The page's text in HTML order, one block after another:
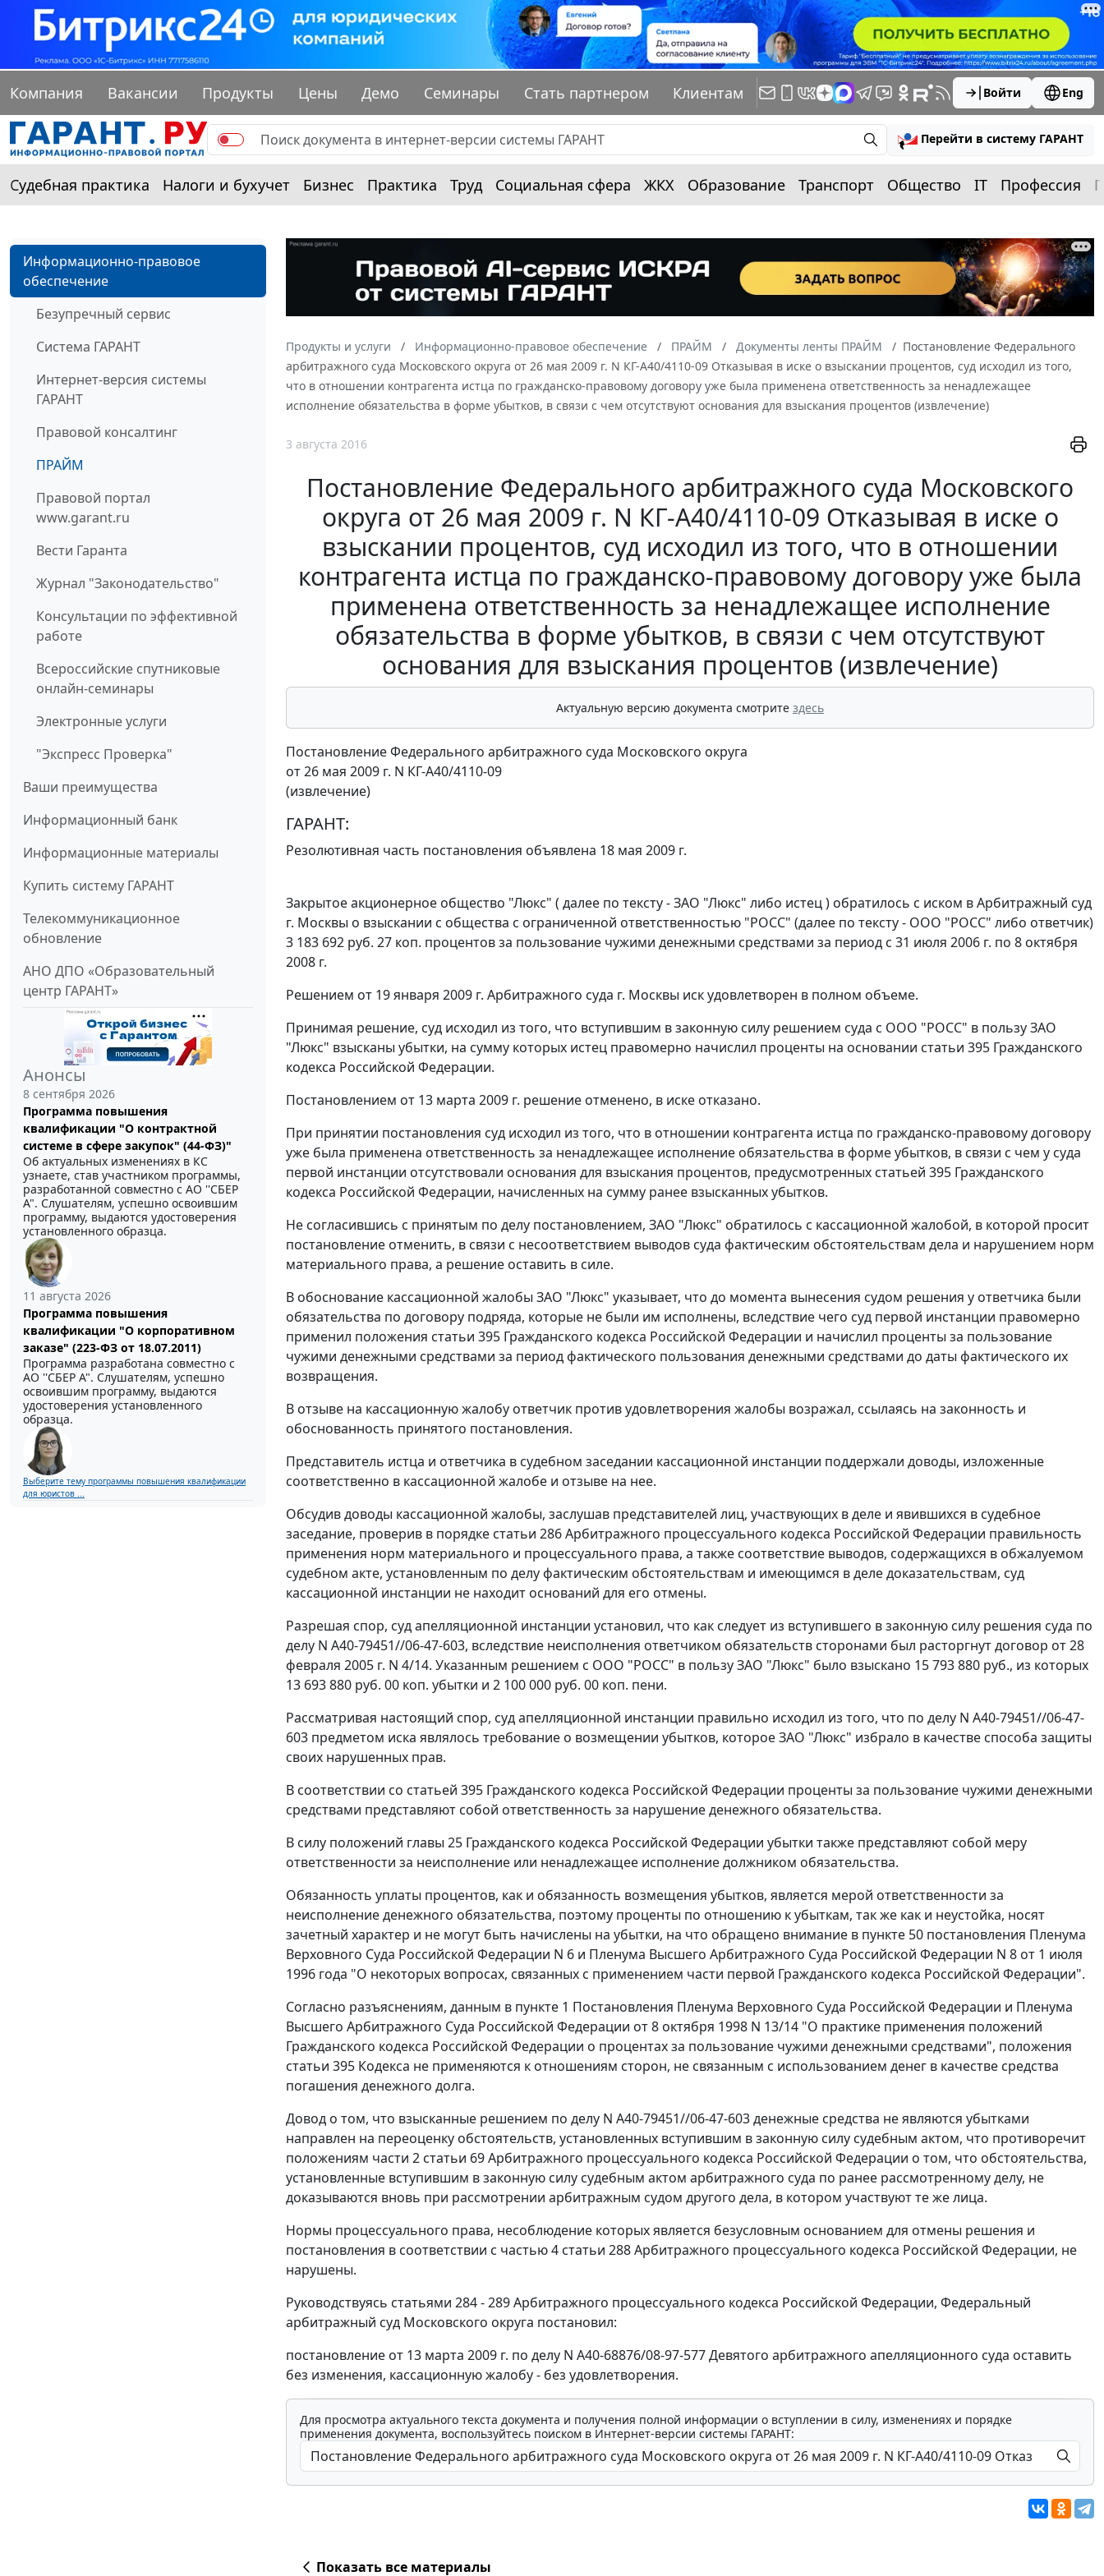
Компания Вакансии Продукты Цены Демо Семинары Стать партнером Клиентам Войти Eng
Перейти в систему ГАРАНТ
Судебная практика Налоги и бухучет Бизнес Практика Труд Социальная сфера ЖКХ Образование Транспорт Общество IT Профессия
Информационно-правовое
обеспечение
Безупречный сервис
Система ГАРАНТ
Интернет-версия системы
ГАРАНТ
Правовой консалтинг
ПРАЙМ
Правовой портал
www.garant.ru
Вести Гаранта
Журнал "Законодательство"
Консультации по эффективной
работе
Всероссийские спутниковые
онлайн-семинары
Электронные услуги
"Экспресс Проверка"
Ваши преимущества
Информационный банк
Информационные материалы
Купить систему ГАРАНТ
Телекоммуникационное
обновление
АНО ДПО «Образовательный
центр ГАРАНТ»
Анонсы
8 сентября 2026
Программа повышения
квалификации "О контрактной
системе в сфере закупок" (44-ФЗ)"
Об актуальных изменениях в КС
узнаете, став участником программы,
разработанной совместно с АО ''СБЕР
А". Слушателям, успешно освоившим
программу, выдаются удостоверения
установленного образца.
11 августа 2026
Программа повышения
квалификации "О корпоративном
заказе" (223-ФЗ от 18.07.2011)
Программа разработана совместно с
АО ''СБЕР А". Слушателям, успешно
освоившим программу, выдаются
удостоверения установленного
образца.
Выберите тему программы повышения квалификации
для юристов ...
Продукты и услуги Информационно-правовое обеспечение ПРАЙМ Документы ленты ПРАЙМ
Постановление Федерального
арбитражного суда Московского округа от 26 мая 2009 г. N КГ-А40/4110-09 Отказывая в иске о взыскании процентов, суд исходил из того,
что в отношении контрагента истца по гражданско-правовому договору уже была применена ответственность за ненадлежащее
исполнение обязательства в форме убытков, в связи с чем отсутствуют основания для взыскания процентов (извлечение)
3 августа 2016
Постановление Федерального арбитражного суда Московского
округа от 26 мая 2009 г. N КГ-А40/4110-09 Отказывая в иске о
взыскании процентов, суд исходил из того, что в отношении
контрагента истца по гражданско-правовому договору уже была
применена ответственность за ненадлежащее исполнение
обязательства в форме убытков, в связи с чем отсутствуют
основания для взыскания процентов (извлечение)
Актуальную версию документа смотрите здесь
Постановление Федерального арбитражного суда Московского округа
от 26 мая 2009 г. N КГ-А40/4110-09
(извлечение)
ГАРАНТ:
Резолютивная часть постановления объявлена 18 мая 2009 г.
Закрытое акционерное общество "Люкс" ( далее по тексту - ЗАО "Люкс" либо истец ) обратилось с иском в Арбитражный суд
г. Москвы о взыскании с общества с ограниченной ответственностью "РОСС" (далее по тексту - ООО "РОСС" либо ответчик)
3 183 692 руб. 27 коп. процентов за пользование чужими денежными средствами за период с 31 июля 2006 г. по 8 октября
2008 г.
Решением от 19 января 2009 г. Арбитражного суда г. Москвы иск удовлетворен в полном объеме.
Принимая решение, суд исходил из того, что вступившим в законную силу решением суда с ООО "РОСС" в пользу ЗАО
"Люкс" взысканы убытки, на сумму которых истец правомерно начислил проценты на основании статьи 395 Гражданского
кодекса Российской Федерации.
Постановлением от 13 марта 2009 г. решение отменено, в иске отказано.
При принятии постановления суд исходил из того, что в отношении контрагента истца по гражданско-правовому договору
уже была применена ответственность за ненадлежащее исполнение обязательства в форме убытков, в связи с чем у суда
первой инстанции отсутствовали основания для взыскания процентов, предусмотренных статьей 395 Гражданского
кодекса Российской Федерации, начисленных на сумму ранее взысканных убытков.
Не согласившись с принятым по делу постановлением, ЗАО "Люкс" обратилось с кассационной жалобой, в которой просит
постановление отменить, в связи с несоответствием выводов суда фактическим обстоятельствам дела и нарушением норм
материального права, а решение оставить в силе.
В обоснование кассационной жалобы ЗАО "Люкс" указывает, что до момента вынесения судом решения у ответчика были
обязательства по договору подряда, которые не были им исполнены, вследствие чего суд первой инстанции правомерно
применил положения статьи 395 Гражданского кодекса Российской Федерации и начислил проценты за пользование
чужими денежными средствами за период фактического пользования денежными средствами до даты фактического их
возвращения.
В отзыве на кассационную жалобу ответчик против удовлетворения жалобы возражал, ссылаясь на законность и
обоснованность принятого постановления.
Представитель истца и ответчика в судебном заседании кассационной инстанции поддержали доводы, изложенные
соответственно в кассационной жалобе и отзыве на нее.
Обсудив доводы кассационной жалобы, заслушав представителей лиц, участвующих в деле и явившихся в судебное
заседание, проверив в порядке статьи 286Арбитражного процессуального кодекса Российской Федерации правильность
применения норм материального и процессуального права, а также соответствие выводов, содержащихся в обжалуемом
судебном акте, установленным по делу фактическим обстоятельствам и имеющимся в деле доказательствам, суд
кассационной инстанции не находит оснований для его отмены.
Разрешая спор, суд апелляционной инстанции установил, что как следует из вступившего в законную силу решения суда по
делу N А40-79451//06-47-603, вследствие неисполнения ответчиком обязательств сторонами был расторгнут договор от 28
февраля 2005 г. N 4/14. Указанным решением с ООО "РОСС" в пользу ЗАО "Люкс" было взыскано 15 793 880 руб., из которых
13 693 880 руб. 00 коп. убытки и 2 100 000 руб. 00 коп. пени.
Рассматривая настоящий спор, суд апелляционной инстанции правильно исходил из того, что по делу N А40-79451//06-47-
603 предметом иска являлось требование о возмещении убытков, которое ЗАО "Люкс" избрало в качестве способа защиты
своих нарушенных прав.
В соответствии со статьей 395 Гражданского кодекса Российской Федерации проценты за пользование чужими денежными
средствами представляют собой ответственность за нарушение денежного обязательства.
В силу положений главы 25 Гражданского кодекса Российской Федерации убытки также представляют собой меру
ответственности за неисполнение или ненадлежащее исполнение должником обязательства.
Обязанность уплаты процентов, как и обязанность возмещения убытков, является мерой ответственности за
неисполнение денежного обязательства, поэтому проценты по отношению к убыткам, так же как и неустойка, носят
зачетный характер и не могут быть начислены на убытки, на что обращено внимание в пункте 50 постановления Пленума
Верховного Суда Российской Федерации N 6 и Пленума Высшего Арбитражного Суда Российской Федерации N 8 от 1 июля
1996 года "О некоторых вопросах, связанных с применением части первой Гражданского кодекса Российской Федерации".
Согласно разъяснениям, данным в пункте 1 Постановления Пленума Верховного Суда Российской Федерации и Пленума
Высшего Арбитражного Суда Российской Федерации от 8 октября 1998 N 13/14 "О практике применения положений
Гражданского кодекса Российской Федерации о процентах за пользование чужими денежными средствами", положения
статьи 395 Кодекса не применяются к отношениям сторон, не связанным с использованием денег в качестве средства
погашения денежного долга.
Довод о том, что взысканные решением по делу N А40-79451//06-47-603 денежные средства не являются убытками
направлен на переоценку обстоятельств, установленных вступившим в законную силу судебным актом, что противоречит
положениям части 2 статьи 69Арбитражного процессуального кодекса Российской Федерации о том, что обстоятельства,
установленные вступившим в законную силу судебным актом арбитражного суда по ранее рассмотренному делу, не
доказываются вновь при рассмотрении арбитражным судом другого дела, в котором участвуют те же лица.
Нормы процессуального права, несоблюдение которых является безусловным основанием для отмены решения и
постановления в соответствии с частью 4 статьи 288Арбитражного процессуального кодекса Российской Федерации, не
нарушены.
Руководствуясь статьями 284 - 289Арбитражного процессуального кодекса Российской Федерации, Федеральный
арбитражный суд Московского округа постановил:
постановление от 13 марта 2009 г. по делу N А40-68876/08-97-577 Девятого арбитражного апелляционного суда оставить
без изменения, кассационную жалобу - без удовлетворения.
Для просмотра актуального текста документа и получения полной информации о вступлении в силу, изменениях и порядке
применения документа, воспользуйтесь поиском в Интернет-версии системы ГАРАНТ:
Показать все материалы